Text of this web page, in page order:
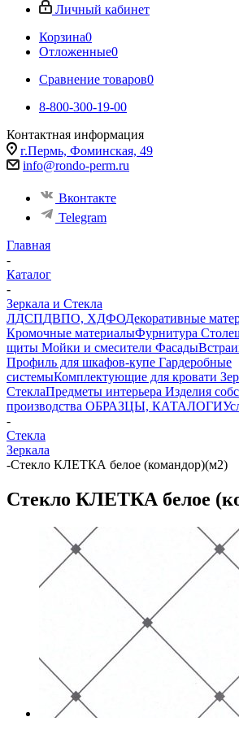
Личный кабинет
Корзина0
Отложенные0
Сравнение товаров0
8-800-300-19-00
Контактная информация
г.Пермь, Фоминская, 49
info@rondo-perm.ru
Вконтакте
Telegram
Главная
-
Каталог
-
Зеркала и Стекла
ЛДСПДВПО, ХДФОДекоративные
Кромочные материалыФурнитура
щиты Мойки и смесители Фасады
Профиль для шкафов-купе Гардеробные
системыКомплектующие для кровати
СтеклаПредметы интерьера Изделия
производства ОБРАЗЦЫ, КАТАЛОГИ
-
Стекла
Зеркала
-Стекло КЛЕТКА белое (командор)(м2)
Стекло КЛЕТКА белое